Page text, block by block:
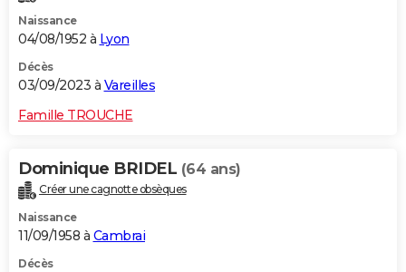
Dictionnaire
Biographies
Citations
Expressions
Proverbes
PROGRAMME TV
S'inscrire
Se connecter
Lycées
Collèges
Primaires
Universités
Entreprises
Service militaire
Avis de recherche
AVIS DE DÉCÈS
FORUM
Bricolage
Television
Naissance
04/08/1952 à Lyon
Décès
03/09/2023 à Vareilles
Famille TROUCHE
Dominique BRIDEL (64 ans)
Créer une cagnotte obsèques
Naissance
11/09/1958 à Cambrai
Décès